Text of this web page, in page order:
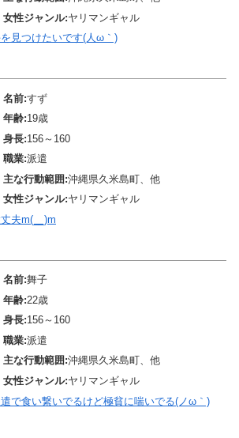
女性ジャンル:ヤリマンギャル
見つけたいです(人ω｀)
名前:すず
年齢:19歳
身長:156～160
職業:派遣
主な行動範囲:沖縄県久米島町、他
女性ジャンル:ヤリマンギャル
夫m(__)m
名前:舞子
年齢:22歳
身長:156～160
職業:派遣
主な行動範囲:沖縄県久米島町、他
女性ジャンル:ヤリマンギャル
で食い繋いでるけど極貧に喘いでる(ノω｀)